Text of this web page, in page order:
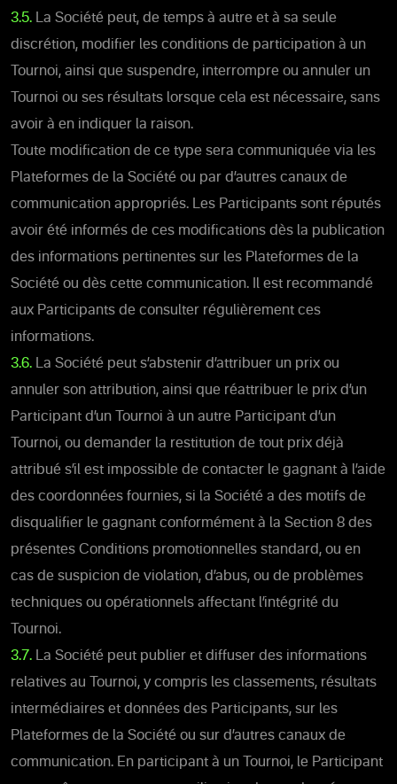
3.5. La Société peut, de temps à autre et à sa seule
discrétion, modifier les conditions de participation à un
Tournoi, ainsi que suspendre, interrompre ou annuler un
Tournoi ou ses résultats lorsque cela est nécessaire, sans
avoir à en indiquer la raison.
Toute modification de ce type sera communiquée via les
Plateformes de la Société ou par d’autres canaux de
communication appropriés. Les Participants sont réputés
avoir été informés de ces modifications dès la publication
des informations pertinentes sur les Plateformes de la
Société ou dès cette communication. Il est recommandé
aux Participants de consulter régulièrement ces
informations.
3.6. La Société peut s’abstenir d’attribuer un prix ou
annuler son attribution, ainsi que réattribuer le prix d’un
Participant d’un Tournoi à un autre Participant d’un
Tournoi, ou demander la restitution de tout prix déjà
attribué s’il est impossible de contacter le gagnant à l’aide
des coordonnées fournies, si la Société a des motifs de
disqualifier le gagnant conformément à la Section 8 des
présentes Conditions promotionnelles standard, ou en
cas de suspicion de violation, d’abus, ou de problèmes
techniques ou opérationnels affectant l’intégrité du
Tournoi.
3.7. La Société peut publier et diffuser des informations
relatives au Tournoi, y compris les classements, résultats
intermédiaires et données des Participants, sur les
Plateformes de la Société ou sur d’autres canaux de
communication. En participant à un Tournoi, le Participant